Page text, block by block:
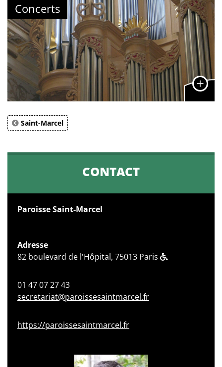
Concerts
Saint-Marcel
CONTACT
Paroisse Saint-Marcel
Adresse
82 boulevard de l'Hôpital, 75013 Paris
01 47 07 27 43
secretariat@paroissesaintmarcel.fr
https://paroissesaintmarcel.fr